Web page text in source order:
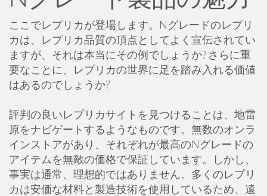
ここでレプリカが登場します。Nグレードのレプリ
カは、レプリカ品質の頂点としてよく宣伝されてい
ますが、それは本当にその例でしょうか? さらに重
要なことに、レプリカの世界に足を踏み入れる価値
はあるのでしょうか?
評判の良いレプリカサイトを見つけることは、地雷
原をナビゲートするようなものです。無数のオンラ
インストアがあり、それぞれが最高のNグレードの
アイテムを無敵の価格で保証しています。しかし、
事実は通常、理想的ではありません。多くのレプリ
カは安価な材料と製造技術を使用しているため、遠